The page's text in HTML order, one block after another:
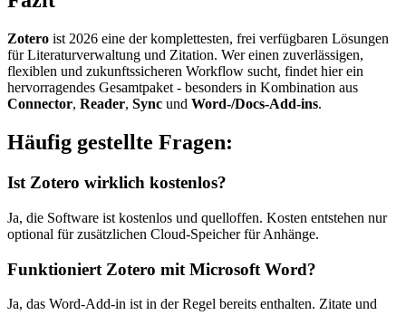
Zotero ist 2026 eine der komplettesten, frei verfügbaren Lösungen
für Literaturverwaltung und Zitation. Wer einen zuverlässigen,
flexiblen und zukunftssicheren Workflow sucht, findet hier ein
hervorragendes Gesamtpaket - besonders in Kombination aus
Connector, Reader, Sync und Word-/Docs-Add-ins.
Häufig gestellte Fragen:
Ist Zotero wirklich kostenlos?
Ja, die Software ist kostenlos und quelloffen. Kosten entstehen nur
optional für zusätzlichen Cloud-Speicher für Anhänge.
Funktioniert Zotero mit Microsoft Word?
Ja, das Word-Add-in ist in der Regel bereits enthalten. Zitate und